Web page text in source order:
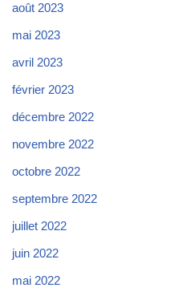
août 2023
mai 2023
avril 2023
février 2023
décembre 2022
novembre 2022
octobre 2022
septembre 2022
juillet 2022
juin 2022
mai 2022